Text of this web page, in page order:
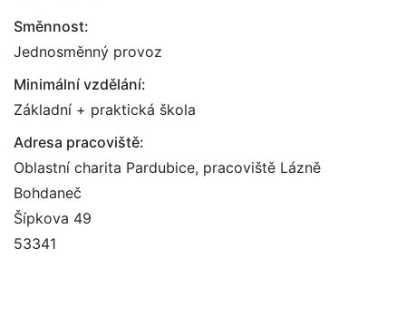
Směnnost:
Jednosměnný provoz
Minimální vzdělání:
Základní + praktická škola
Adresa pracoviště:
Oblastní charita Pardubice, pracoviště Lázně
Bohdaneč
Šípkova 49
53341